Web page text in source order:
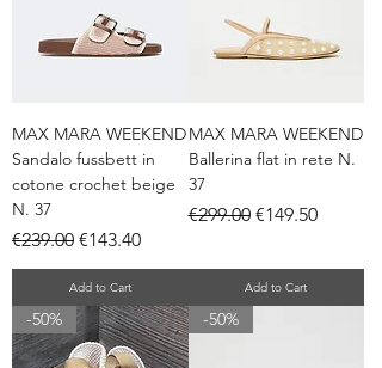
MAX MARA WEEKEND
Sandalo fussbett in
cotone crochet beige
N. 37
Regular Price
€239.00 Sale Price
€143.40
Add to Cart
MAX MARA WEEKEND
Ballerina flat in rete N.
37
Regular Price
€299.00 Sale Price
€149.50
Add to Cart
-50% -50%